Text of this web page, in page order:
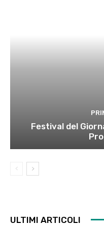
Festival del
ULTIMI ARTICOLI